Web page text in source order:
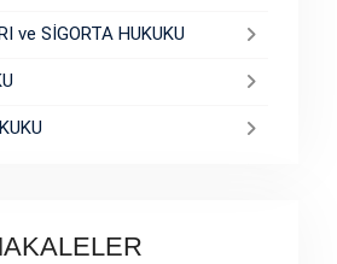
ve SİGORTA HUKUKU